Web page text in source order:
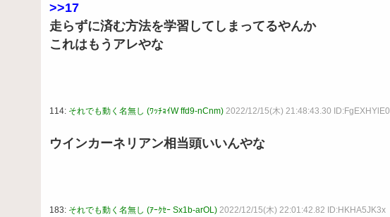
>>17
走らずに済む方法を学習してしまってるやんか
これはもうアレやな
114: それでも動く名無し (ﾜｯﾁｮｲW ffd9-nCnm) 2022/12/15(木) 21:48:43.30 ID:FgEXHYlE0
ウインカーネリアン相当頭いいんやな
183: それでも動く名無し (ｱｰｸｾｰ Sx1b-arOL) 2022/12/15(木) 22:01:42.82 ID:HKHA5JK3x